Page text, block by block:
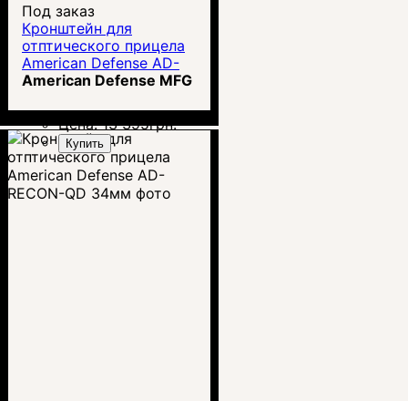
Под заказ
Кронштейн для
отптического прицела
American Defense AD-
RECON-QD 1" 24мм
American Defense MFG
Цена:13 395грн.
Купить